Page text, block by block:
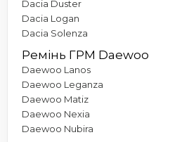
Dacia Duster
Dacia Logan
Dacia Solenza
Ремінь ГРМ Daewoo
Daewoo Lanos
Daewoo Leganza
Daewoo Matiz
Daewoo Nexia
Daewoo Nubira